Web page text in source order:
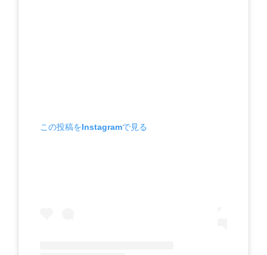
この投稿をInstagramで見る